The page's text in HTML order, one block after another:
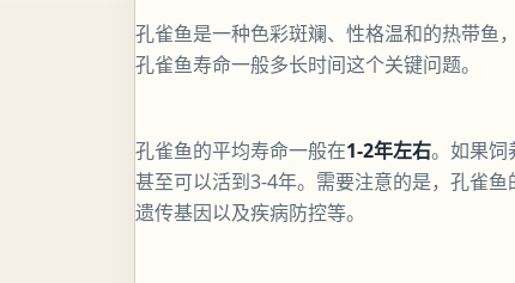
孔雀鱼是一种色彩斑斓、性格温和的热带鱼
孔雀鱼寿命一般多长时间这个关键问题。
孔雀鱼的平均寿命一般在1-2年左右。如果饲
甚至可以活到3-4年。需要注意的是，孔雀
遗传基因以及疾病防控等。